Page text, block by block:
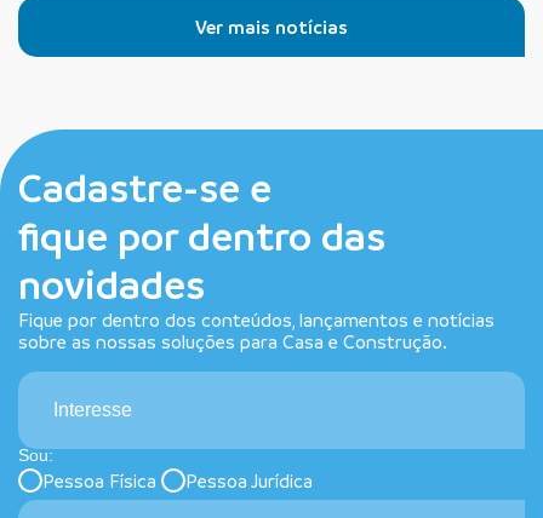
Ver mais notícias
Cadastre-se e
fique por dentro das
novidades
Fique por dentro dos conteúdos, lançamentos e notícias
sobre as nossas soluções para Casa e Construção.
Interesse
Sou:
Pessoa Física Pessoa Jurídica